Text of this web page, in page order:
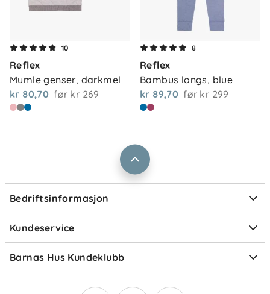
10
Reflex
Mumle genser, darkmel
kr 80,70 før kr 269
8
Reflex
Bambus longs, blue
kr 89,70 før kr 299
Bedriftsinformasjon
Om oss
Våre butikker
Vårt samfunnsansvar
Jobbe i Barnas Hus
Størrelsesguider
Kundeservice
Kontakt oss
Frakt og levering
Retur og reklamasjon
Ofte stilte spørsmål
Om Klarna
Barnas Hus Kundeklubb
Medlemsvilkår